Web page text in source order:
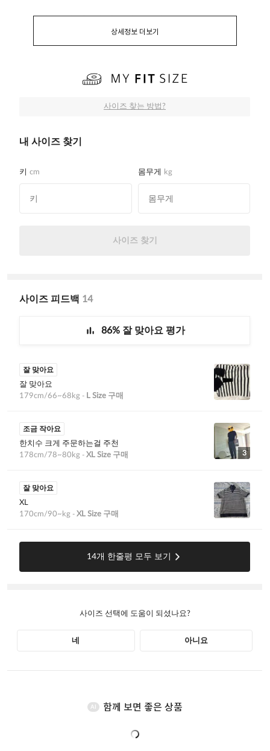
상세정보 더보기
AI 함께 보면 좋은 상품